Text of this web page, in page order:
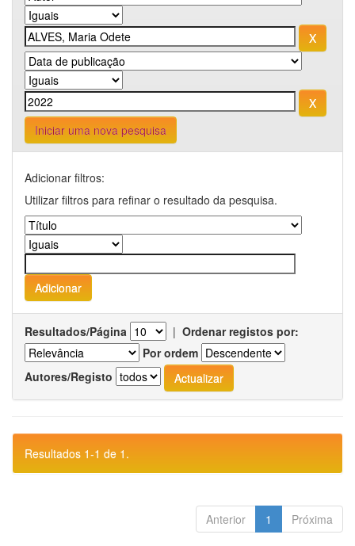
Iniciar uma nova pesquisa
Adicionar filtros:
Utilizar filtros para refinar o resultado da pesquisa.
Resultados/Página | Ordenar registos por:
Por ordem
Autores/Registo
Resultados 1-1 de 1.
Anterior 1 Próxima